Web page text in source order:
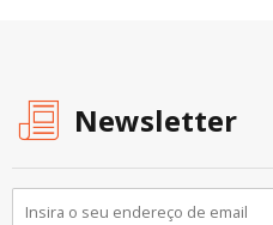
Newsletter